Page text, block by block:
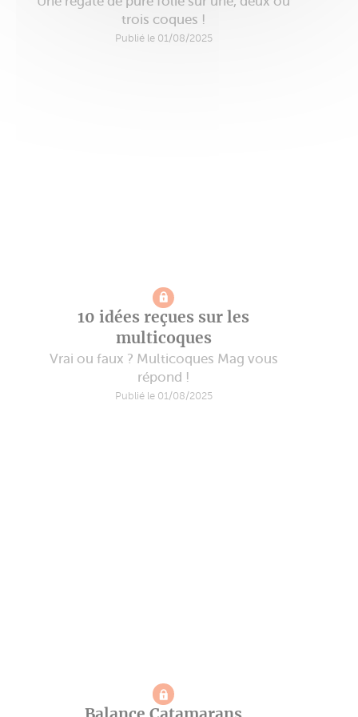
trois coques !
Publié le 01/08/2025
10 idées reçues sur les
multicoques
Vrai ou faux ? Multicoques Mag vous
répond !
Publié le 01/08/2025